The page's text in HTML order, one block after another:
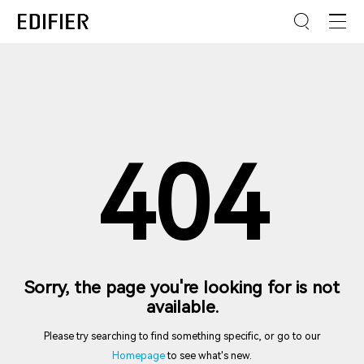
404
Sorry, the page you're looking for is not
available.
Please try searching to find something specific, or go to our
Homepageto see what's new.